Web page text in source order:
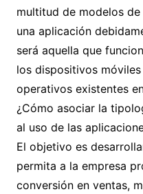
multitud de modelos
una aplicación
será aquella que
los dispositivos
operativos existentes
¿Cómo asociar la
al uso de las
El objetivo es
permita a la empresa
conversión en ventas,